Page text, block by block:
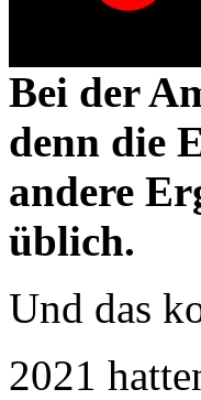
Bei der
denn die
andere
üblich.
Und das
2021